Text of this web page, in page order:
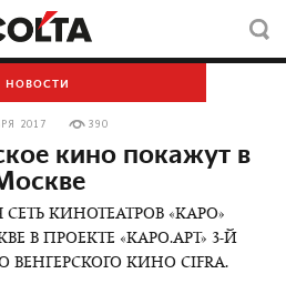
НОВОСТИ
2017 390
кино покажут в
СЕТЬ КИНОТЕАТРОВ «КАРО»
В ПРОЕКТЕ «КАРО.АРТ» 3-Й
ВЕНГЕРСКОГО КИНО CIFRA.